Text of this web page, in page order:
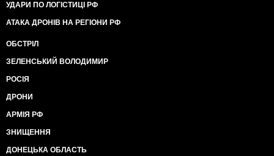
УДАРИ ПО ЛОГІСТИЦІ РФ
АТАКА ДРОНІВ НА РЕГІОНИ РФ
ОБСТРІЛ
ЗЕЛЕНСЬКИЙ ВОЛОДИМИР
РОСІЯ
ДРОНИ
АРМІЯ РФ
ЗНИЩЕННЯ
ДОНЕЦЬКА ОБЛАСТЬ